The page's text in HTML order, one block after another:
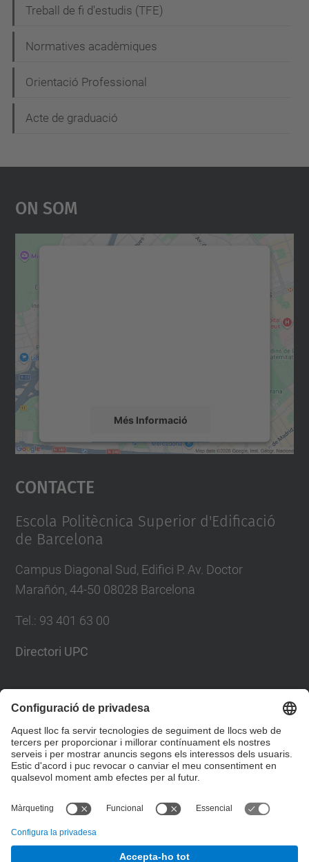
Treball de fi d'estudis (TFE)
Normatives acadèmiques
Orientació Professional
Acte de graduació
On Som
Més Informació
Accepta
powered by
Contacte
Escola Politècnica Superior d'Edificació
de Barcelona
Campus Diagonal Sud, Edifici P. Av. Doctor
Marañón, 44-50 08028 Barcelona
Tel. : 93 401 63 00
Directori UPC
Formulari de contacte
Llista Xarxes Socials